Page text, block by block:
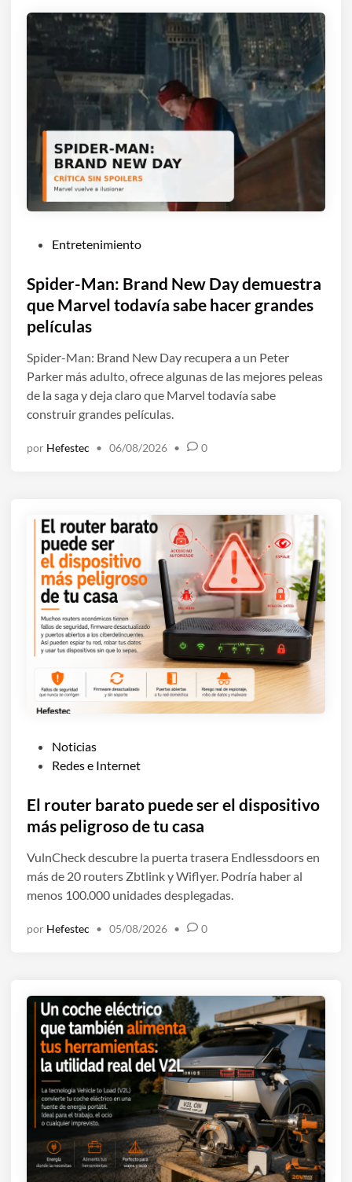
b
l
c
a
d
o
e
Entretenimiento
Spider-Man: Brand New Day demuestra
que Marvel todavía sabe hacer grandes
películas
Spider-Man: Brand New Day recupera a un Peter
Parker más adulto, ofrece algunas de las mejores peleas
de la saga y deja claro que Marvel todavía sabe
construir grandes películas.
por Hefestec • 06/08/2026 • 0
l
i
a
d
o
n
Noticias
Redes e Internet
El router barato puede ser el dispositivo
más peligroso de tu casa
VulnCheck descubre la puerta trasera Endlessdoors en
más de 20 routers Zbtlink y Wiflyer. Podría haber al
menos 100.000 unidades desplegadas.
por Hefestec • 05/08/2026 • 0